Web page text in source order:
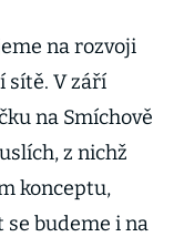
na rozvoji
sítě. V září
na Smíchově
z nichž
konceptu,
budeme i na